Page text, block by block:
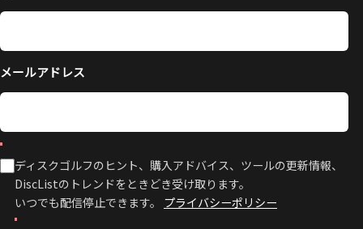
メールアドレス
ディスクゴルフのヒント、購入アドバイス、ツールの更新情報、
DiscListのトレンドをときどき受け取ります。
いつでも配信停止できます。 プライバシーポリシー